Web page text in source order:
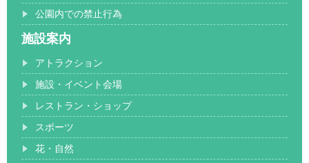
公園内での禁止行為
施設案内
アトラクション
施設・イベント会場
レストラン・ショップ
スポーツ
花・自然